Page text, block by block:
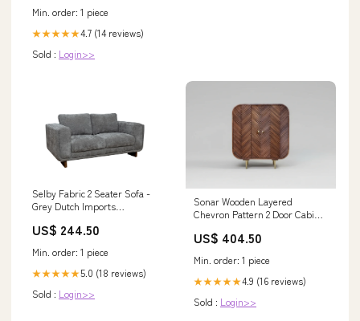
Min. order: 1 piece
★★★★★4.7 (14 reviews)
Sold : Login>>
Selby Fabric 2 Seater Sofa -
Grey Dutch Imports
US$ 244.50
Min. order: 1 piece
★★★★★5.0 (18 reviews)
Sold : Login>>
Sonar Wooden Layered
Chevron Pattern 2 Door Cabinet
US$ 404.50
Min. order: 1 piece
★★★★★4.9 (16 reviews)
Sold : Login>>